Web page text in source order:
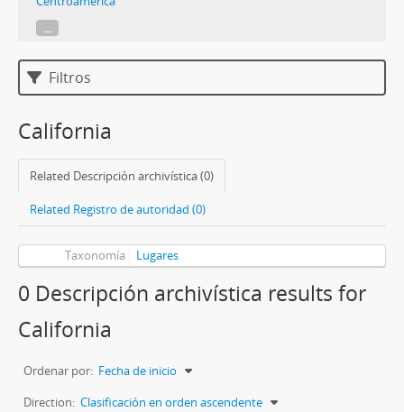
...
Filtros
California
Related Descripción archivística (0)
Related Registro de autoridad (0)
Taxonomía Lugares
0 Descripción archivística results for
California
Ordenar por: Fecha de inicio
Direction: Clasificación en orden ascendente